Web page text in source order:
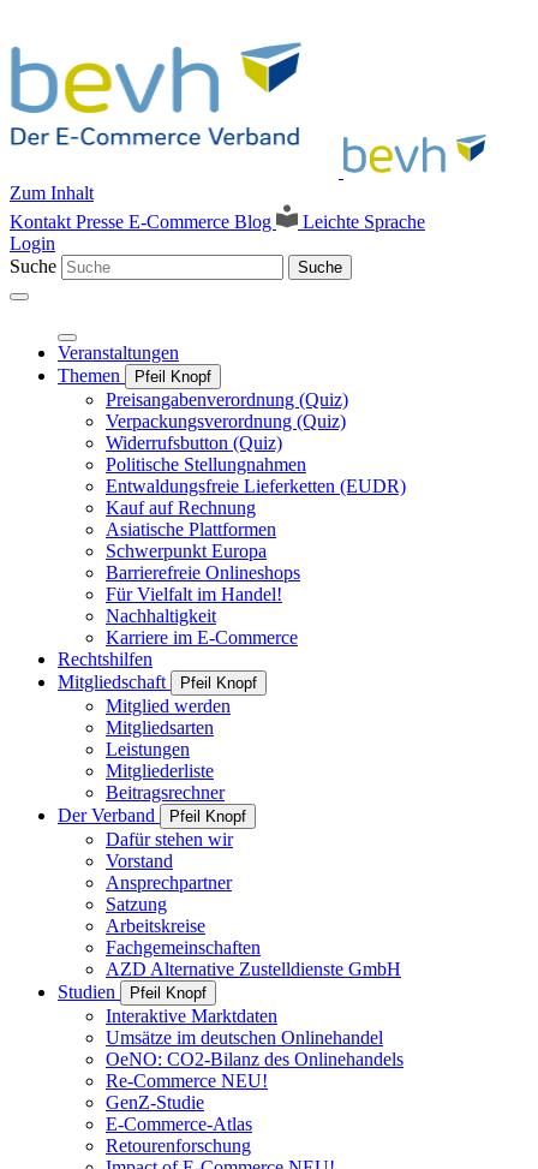
Zum Inhalt
Kontakt Presse E-Commerce Blog
Leichte Sprache
Login
Suche
Suche
Veranstaltungen
Themen
Pfeil Knopf
Preisangabenverordnung (Quiz)
Verpackungsverordnung (Quiz)
Widerrufsbutton (Quiz)
Politische Stellungnahmen
Entwaldungsfreie Lieferketten (EUDR)
Kauf auf Rechnung
Asiatische Plattformen
Schwerpunkt Europa
Barrierefreie Onlineshops
Für Vielfalt im Handel!
Nachhaltigkeit
Karriere im E-Commerce
Rechtshilfen
Mitgliedschaft
Pfeil Knopf
Mitglied werden
Mitgliedsarten
Leistungen
Mitgliederliste
Beitragsrechner
Der Verband
Pfeil Knopf
Dafür stehen wir
Vorstand
Ansprechpartner
Satzung
Arbeitskreise
Fachgemeinschaften
AZD Alternative Zustelldienste GmbH
Studien
Pfeil Knopf
Interaktive Marktdaten
Umsätze im deutschen Onlinehandel
OeNO: CO2-Bilanz des Onlinehandels
Re-Commerce NEU!
GenZ-Studie
E-Commerce-Atlas
Retourenforschung